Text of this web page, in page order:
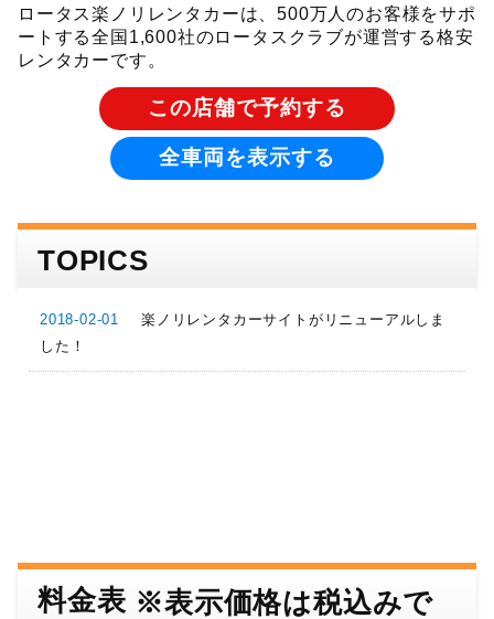
ロータス楽ノリレンタカーは、500万人のお客様をサポ
ートする全国1,600社のロータスクラブが運営する格安
レンタカーです。
この店舗で予約する
全車両を表示する
TOPICS
2018-02-01
楽ノリレンタカーサイトがリニューアルしま
した！
料金表※表示価格は税込みで